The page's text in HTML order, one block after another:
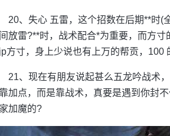
20、失心 五雷，这个招数在后期**时(
放雷?**时，战术配合*为重要，而方
方寸，身上少说也有上万的帮贡，100
21、现在有朋友说起甚么五龙吟战术
加点，而是靠战术，真要是遇到你封
加魔的?